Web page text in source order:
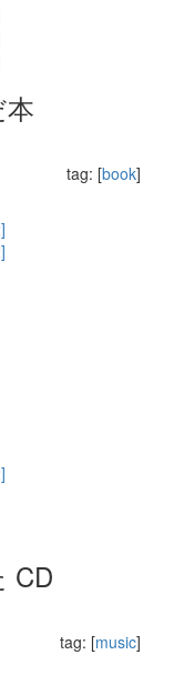
tag: [book]
CD
tag: [music]